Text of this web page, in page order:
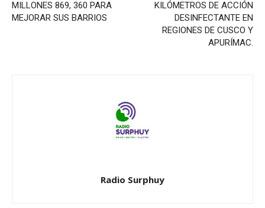
MILLONES 869, 360 PARA
MEJORAR SUS BARRIOS
KILÓMETROS DE ACCIÓN
DESINFECTANTE EN
REGIONES DE CUSCO Y
APURÍMAC.
Radio Surphuy